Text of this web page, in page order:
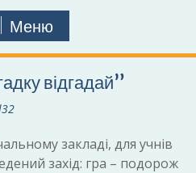
Меню
відгадай”
закладі, для учнів
захід: гра – подорож